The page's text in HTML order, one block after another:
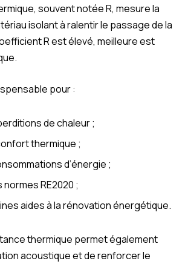
souvent notée R, mesure la
isolant à ralentir le passage de la
R est élevé, meilleure est
pour :
de chaleur ;
thermique ;
d’énergie ;
RE2020 ;
aides à la rénovation énergétique.
thermique permet également
acoustique et de renforcer le